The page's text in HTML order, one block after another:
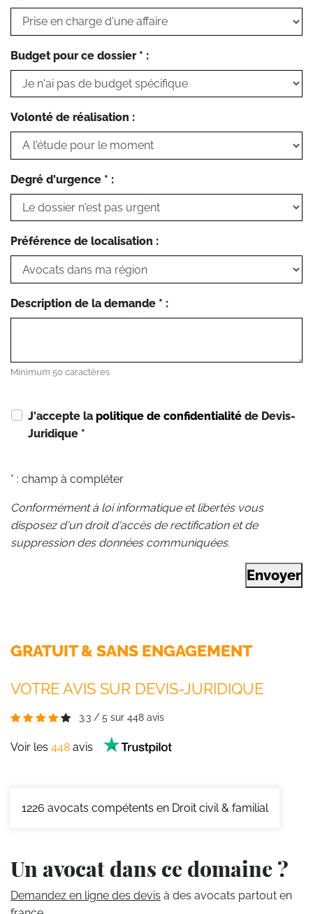
Budget pour ce dossier * :
Volonté de réalisation :
Degré d'urgence * :
Préférence de localisation :
Description de la demande * :
Minimum 50 caractères
J'accepte la politique de confidentialité de Devis-
Juridique *
* : champ à compléter
Conformément à loi informatique et libertés vous
disposez d'un droit d'accès de rectification et de
suppression des données communiquées.
Envoyer
GRATUIT & SANS ENGAGEMENT
VOTRE AVIS SUR DEVIS-JURIDIQUE
3.3 / 5 sur 448 avis
Voir les 448 avis
1226 avocats compétents en Droit civil & familial
Un avocat dans ce domaine ?
Demandez en ligne des devis à des avocats partout en